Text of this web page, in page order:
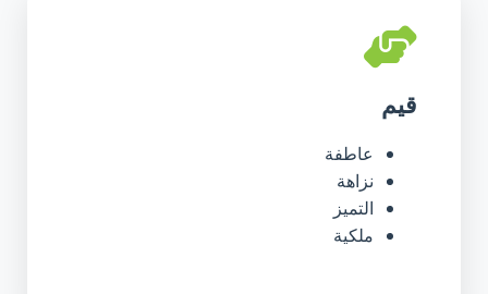
قيم
عاطفة
نزاهة
التميز
ملكية